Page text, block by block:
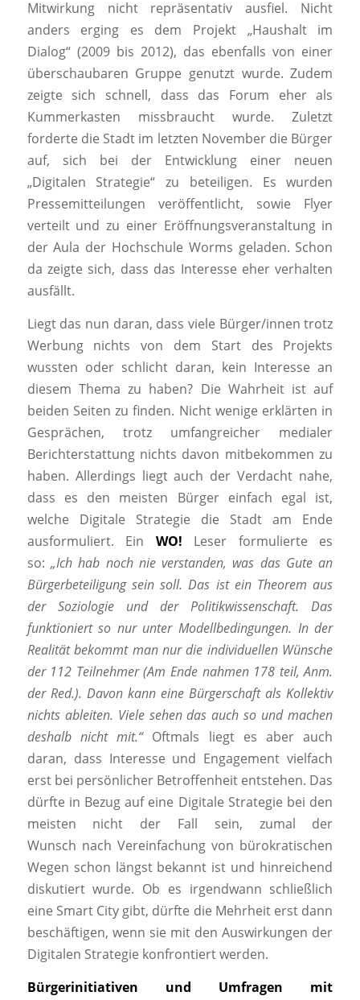
Mitwirkung nicht repräsentativ ausfiel. Nicht
anders erging es dem Projekt „Haushalt im
Dialog“ (2009 bis 2012), das ebenfalls von einer
überschaubaren Gruppe genutzt wurde. Zudem
zeigte sich schnell, dass das Forum eher als
Kummerkasten missbraucht wurde. Zuletzt
forderte die Stadt im letzten November die Bürger
auf, sich bei der Entwicklung einer neuen
„Digitalen Strategie“ zu beteiligen. Es wurden
Pressemitteilungen veröffentlicht, sowie Flyer
verteilt und zu einer Eröffnungsveranstaltung in
der Aula der Hochschule Worms geladen. Schon
da zeigte sich, dass das Interesse eher verhalten
ausfällt.
Liegt das nun daran, dass viele Bürger/innen trotz
Werbung nichts von dem Start des Projekts
wussten oder schlicht daran, kein Interesse an
diesem Thema zu haben? Die Wahrheit ist auf
beiden Seiten zu finden. Nicht wenige erklärten in
Gesprächen, trotz umfangreicher medialer
Berichterstattung nichts davon mitbekommen zu
haben. Allerdings liegt auch der Verdacht nahe,
dass es den meisten Bürger einfach egal ist,
welche Digitale Strategie die Stadt am Ende
ausformuliert. Ein WO! Leser formulierte es
so: „Ich hab noch nie verstanden, was das Gute an
Bürgerbeteiligung sein soll. Das ist ein Theorem aus
der Soziologie und der Politikwissenschaft. Das
funktioniert so nur unter Modellbedingungen. In der
Realität bekommt man nur die individuellen Wünsche
der 112 Teilnehmer (Am Ende nahmen 178 teil, Anm.
der Red.). Davon kann eine Bürgerschaft als Kollektiv
nichts ableiten. Viele sehen das auch so und machen
deshalb nicht mit.“ Oftmals liegt es aber auch
daran, dass Interesse und Engagement vielfach
erst bei persönlicher Betroffenheit entstehen. Das
dürfte in Bezug auf eine Digitale Strategie bei den
meisten nicht der Fall sein, zumal der
Wunsch nach Vereinfachung von bürokratischen
Wegen schon längst bekannt ist und hinreichend
diskutiert wurde. Ob es irgendwann schließlich
eine Smart City gibt, dürfte die Mehrheit erst dann
beschäftigen, wenn sie mit den Auswirkungen der
Digitalen Strategie konfrontiert werden.
Bürgerinitiativen und Umfragen mit